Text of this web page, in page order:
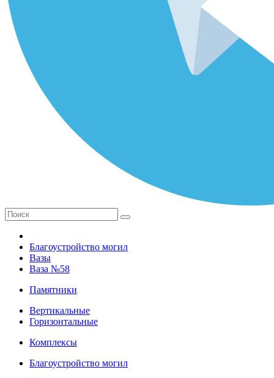
Благоустройство могил
Вазы
Ваза №58
Памятники
Вертикальные
Горизонтальные
Комплексы
Благоустройство могил